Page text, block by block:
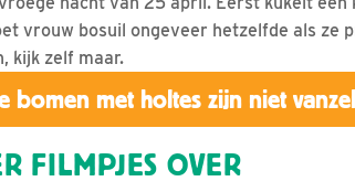
vrouw bosuil ongeveer hetzelfde als ze
kijk zelf maar.
bomen met holtes zijn niet
FILMPJES OVER